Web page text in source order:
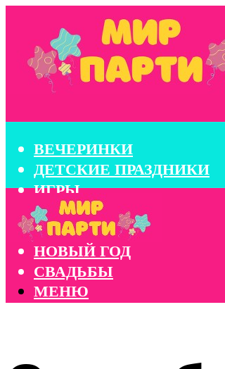
ВЕЧЕРИНКИ
ДЕТСКИЕ ПРАЗДНИКИ
ИГРЫ
КОНКУРСЫ
КОРПОРАТИВЫ
НОВЫЙ ГОД
СВАДЬБЫ
МЕНЮ